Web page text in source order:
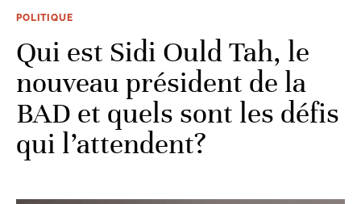
POLITIQUE
Qui est Sidi Ould Tah, le
nouveau président de la
BAD et quels sont les défis
qui l’attendent?